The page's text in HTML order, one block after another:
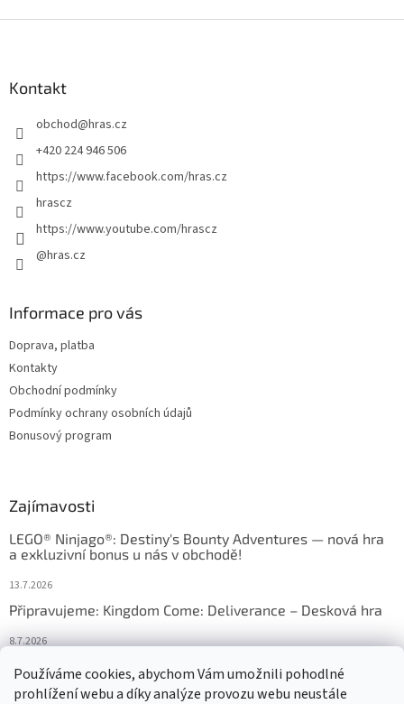
Používáme cookies, abychom Vám umožnili pohodlné
prohlížení webu a díky analýze provozu webu neustále
Kontakt
obchod@hras.cz
+420 224 946 506
https://www.facebook.com/hras.cz
hrascz
https://www.youtube.com/hrascz
@hras.cz
Informace pro vás
Doprava, platba
Kontakty
Obchodní podmínky
Podmínky ochrany osobních údajů
Bonusový program
Zajímavosti
LEGO® Ninjago®: Destiny's Bounty Adventures — nová hra
a exkluzivní bonus u nás v obchodě!
13.7.2026
Připravujeme: Kingdom Come: Deliverance – Desková hra
8.7.2026
Nejlepší deskové hry: výběr, který frčí v celém Česku
18.6.2026